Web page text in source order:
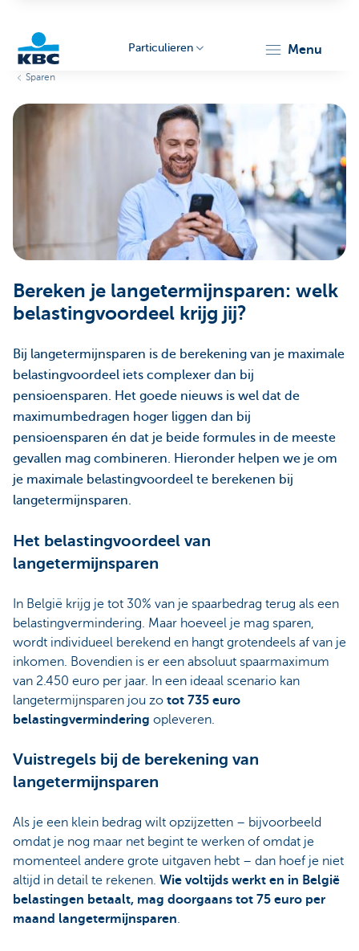
Particulieren menu
Sparen
Bereken je langetermijnsparen: welk
belastingvoordeel krijg jij?
Bij langetermijnsparen is de berekening van je maximale
belastingvoordeel iets complexer dan bij
pensioensparen. Het goede nieuws is wel dat de
maximumbedragen hoger liggen dan bij
pensioensparen én dat je beide formules in de meeste
gevallen mag combineren. Hieronder helpen we je om
je maximale belastingvoordeel te berekenen bij
langetermijnsparen.
Het belastingvoordeel van
langetermijnsparen
In België krijg je tot 30% van je spaarbedrag terug als een
belastingvermindering. Maar hoeveel je mag sparen,
wordt individueel berekend en hangt grotendeels af van je
inkomen. Bovendien is er een absoluut spaarmaximum
van 2.450 euro per jaar. In een ideaal scenario kan
langetermijnsparen jou zo tot 735 euro
belastingvermindering opleveren.
Vuistregels bij de berekening van
langetermijnsparen
Als je een klein bedrag wilt opzijzetten – bijvoorbeeld
omdat je nog maar net begint te werken of omdat je
momenteel andere grote uitgaven hebt – dan hoef je niet
altijd in detail te rekenen. Wie voltijds werkt en in België
belastingen betaalt, mag doorgaans tot 75 euro per
maand langetermijnsparen.